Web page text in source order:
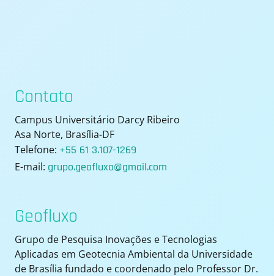
Contato
Campus Universitário Darcy Ribeiro
Asa Norte, Brasília-DF
Telefone: +55 61 3.107-1269
E-mail: grupo.geofluxo@gmail.com
Geofluxo
Grupo de Pesquisa Inovações e Tecnologias
Aplicadas em Geotecnia Ambiental da Universidade
de Brasília fundado e coordenado pelo Professor Dr.